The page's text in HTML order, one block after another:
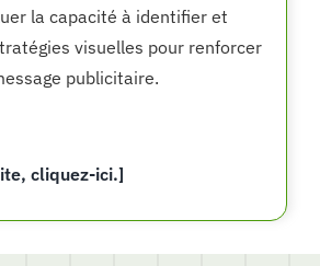
la capacité à identifier et
visuelles pour renforcer
publicitaire.
cliquez-ici.]